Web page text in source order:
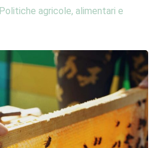
Politiche agricole, alimentari e